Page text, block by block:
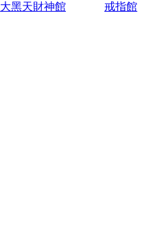
大黑天財神館 戒指館